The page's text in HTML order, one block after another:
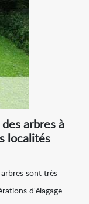
arbres à
localités
sont très
d'élagage.